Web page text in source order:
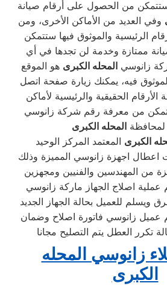
ستتمكن من الحصول على أرقام صيانة
وفي العديد من الأماكن الأخرى، ومن
الرئيسية والموثوق فيها ستتمكن
ممتازة وخدمة لن تجدها في أي
زانوسيالمحله الكبرى هو الموقع
فيه، يمكنك زيارة صفحة اتصل
الحقيقية والرئيسية لأماكن
من معرفة رقم شركة زانوسي
المحله الكبرى
الكبرى المعتمد المركز الوحيد
اعطال اجهزة زانوسي المميزة وذلك
من المهندسين والفنيين ومجهزين
عملية اصلاج الجهاز ماركة زانوسي
ويسلم للعميل بحالة الجهاز الجديد
عميل زانوسي فاتورة اصلاح وضمان
تكرر العطل يتم التصليح مجانا
زانوسي المحله
الكبرى